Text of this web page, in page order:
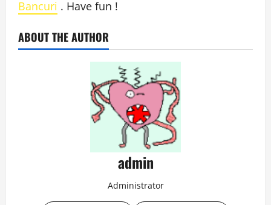
Bancuri . Have fun !
ABOUT THE AUTHOR
admin
Administrator